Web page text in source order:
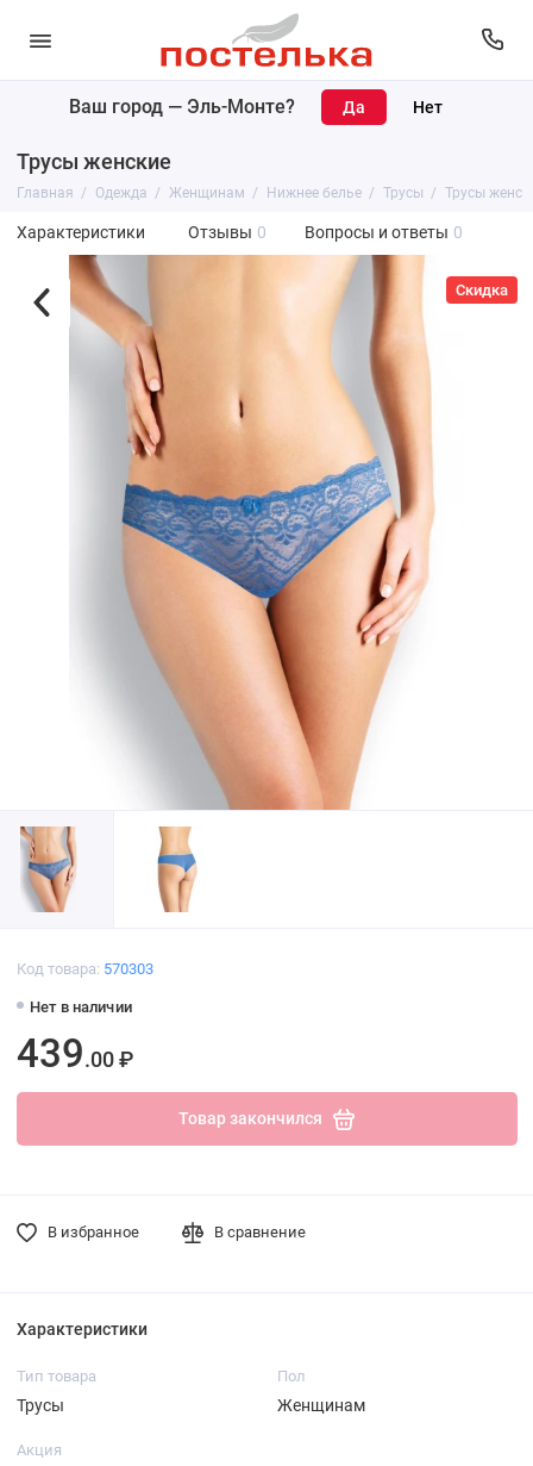
Ваш город — Эль-Монте?
Трусы женские
Главная Одежда Женщинам Нижнее белье Трусы Трусы
Характеристики Отзывы 0 Вопросы и ответы 0
Скидка
Код товара: 570303
Нет в наличии
439.00 ₽
Товар закончился
В избранное В сравнение
Характеристики
Тип товара
Трусы
Пол
Женщинам
Акция